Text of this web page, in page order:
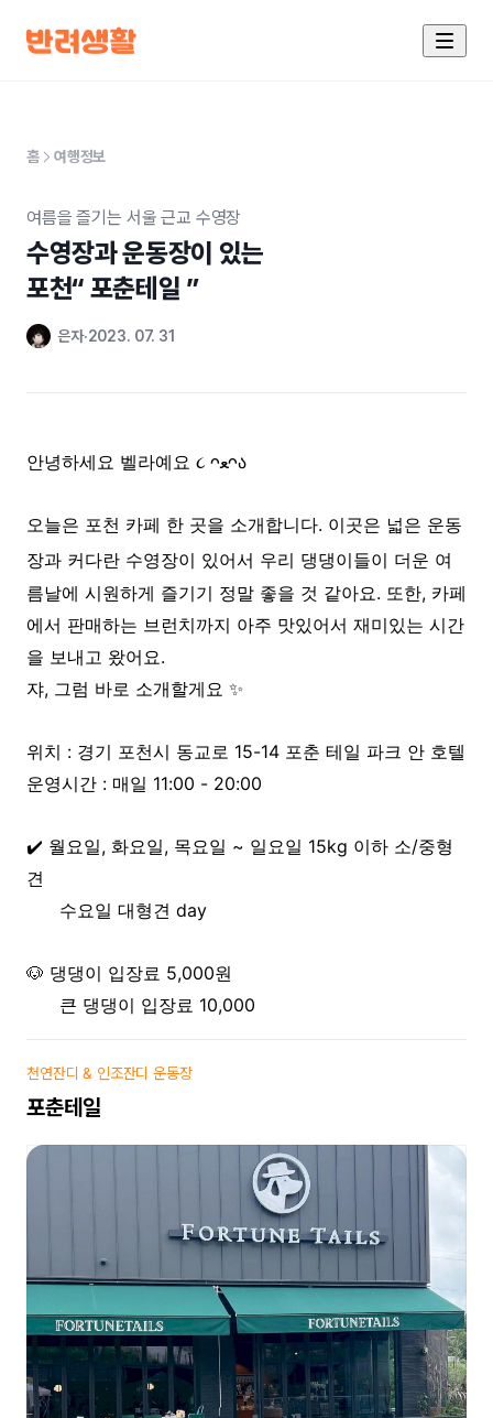
홈 여행정보
여름을 즐기는 서울 근교 수영장
수영장과 운동장이 있는
포천“ 포춘테일 ”
은자 2023. 07. 31
안녕하세요 벨라예요 ૮ ᴖﻌᴖა
오늘은 포천 카페 한 곳을 소개합니다. 이곳은 넓은 운동
장과 커다란 수영장이 있어서 우리 댕댕이들이 더운 여
름날에 시원하게 즐기기 정말 좋을 것 같아요. 또한, 카페
에서 판매하는 브런치까지 아주 맛있어서 재미있는 시간
을 보내고 왔어요.
쟈, 그럼 바로 소개할게요 ✨
위치 : 경기 포천시 동교로 15-14 포춘 테일 파크 안 호텔
운영시간 : 매일 11:00 - 20:00
✔️ 월요일, 화요일, 목요일 ~ 일요일 15kg 이하 소/중형
견
수요일 대형견 day
🐶 댕댕이 입장료 5,000원
큰 댕댕이 입장료 10,000
천연잔디 & 인조잔디 운동장
포춘테일